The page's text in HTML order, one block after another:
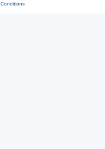
Conditions